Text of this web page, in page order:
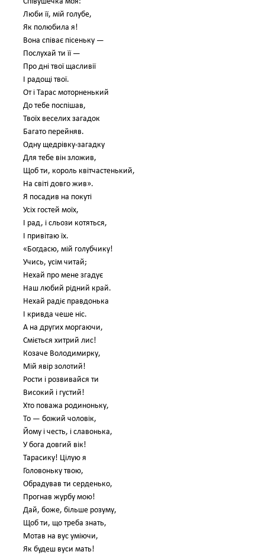
Люби її, мій голубе,
Як полюбила я!
Вона співає пісеньку —
Послухай ти її —
Про дні твої щасливії
І радощі твої.
От і Тарас моторненький
До тебе поспішав,
Твоїх веселих загадок
Багато перейняв.
Одну щедрівку-загадку
Для тебе він зложив,
Щоб ти, король квітчастенький,
На світі довго жив».
Я посадив на покуті
Усіх гостей моїх,
І рад, і сльози котяться,
І привітаю їх.
«Богдасю, мій голубчику!
Учись, усім читай;
Нехай про мене згадує
Наш любий рідний край.
Нехай радіє правдонька
І кривда чеше ніс.
А на других моргаючи,
Сміється хитрий лис!
Козаче Володимирку,
Мій явір золотий!
Рости і розвивайся ти
Високий і густий!
Хто поважа родиноньку,
То — божий чоловік,
Йому і честь, і славонька,
У бога довгий вік!
Тарасику! Цілую я
Головоньку твою,
Обрадував ти серденько,
Прогнав журбу мою!
Дай, боже, більше розуму,
Щоб ти, що треба знать,
Мотав на вус уміючи,
Як будеш вуси мать!